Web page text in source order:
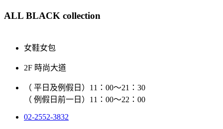
ALL BLACK collection
女鞋女包
2F 時尚大道
（ 平日及例假日）11：00～21：30
（ 例假日前一日）11：00～22：00
02-2552-3832